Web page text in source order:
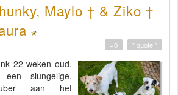
Maylo † & Ziko †
" quote "
+0
22 weken oud.
slungelige,
aan het